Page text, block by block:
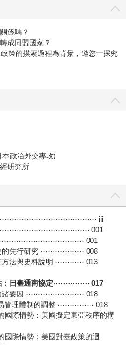
係嗎？
成同盟國家？
策的摸索過程為背景，邀您一探究
政治外交專攻)
研究所
iii
001
001
史的先行研究 ⋯⋯⋯⋯⋯⋯ 008
方法與史料說明 ⋯⋯⋯⋯ 013
：日臺通商協定⋯⋯⋯⋯⋯ 017
的諸要因 ⋯⋯⋯⋯⋯⋯⋯⋯ 018
易管理體制的調整 ⋯⋯⋯⋯⋯ 018
國際情勢：美國擬定東亞秩序的構
國際情勢：美國對臺政策的迴